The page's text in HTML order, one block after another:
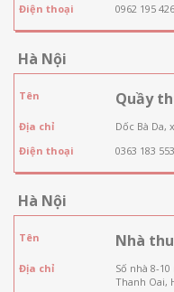
Điện thoại
0962 195 426
Hà Nội
Tên Quầy
Địa chỉ
Dốc Bà Da,
Điện thoại
0363 183 553
Hà Nội
Tên Nhà
Địa chỉ
Số nhà 8-
Thanh Oai,